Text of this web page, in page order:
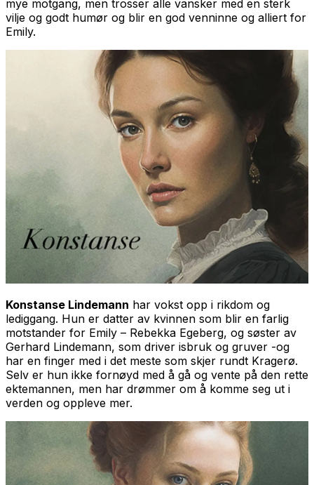
mye motgang, men trosser alle vansker med en sterk
vilje og godt humør og blir en god venninne og alliert for
Emily.
Konstanse Lindemann har vokst opp i rikdom og
lediggang. Hun er datter av kvinnen som blir en farlig
motstander for Emily – Rebekka Egeberg, og søster av
Gerhard Lindemann, som driver isbruk og gruver -og
har en finger med i det meste som skjer rundt Kragerø.
Selv er hun ikke fornøyd med å gå og vente på den rette
ektemannen, men har drømmer om å komme seg ut i
verden og oppleve mer.